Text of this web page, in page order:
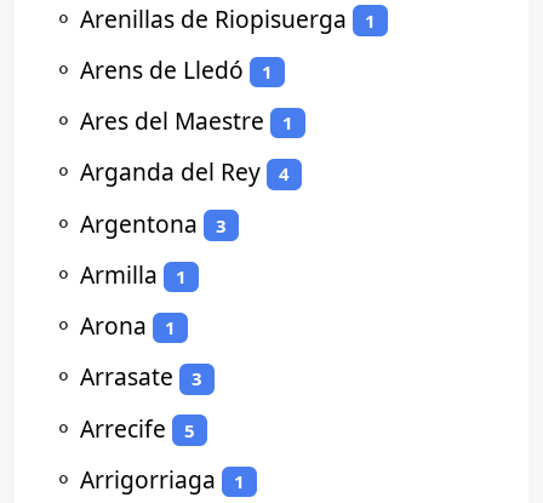
⚬ Arenillas de Riopisuerga 1
⚬ Arens de Lledó 1
⚬ Ares del Maestre 1
⚬ Arganda del Rey 4
⚬ Argentona 3
⚬ Armilla 1
⚬ Arona 1
⚬ Arrasate 3
⚬ Arrecife 5
⚬ Arrigorriaga 1